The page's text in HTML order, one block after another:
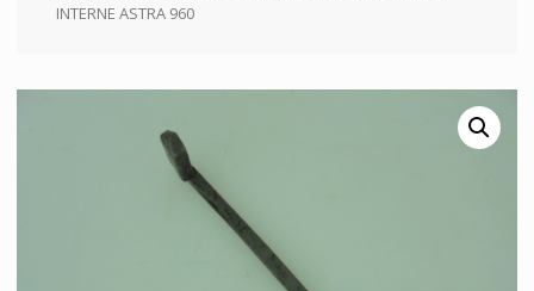
INTERNE ASTRA 960